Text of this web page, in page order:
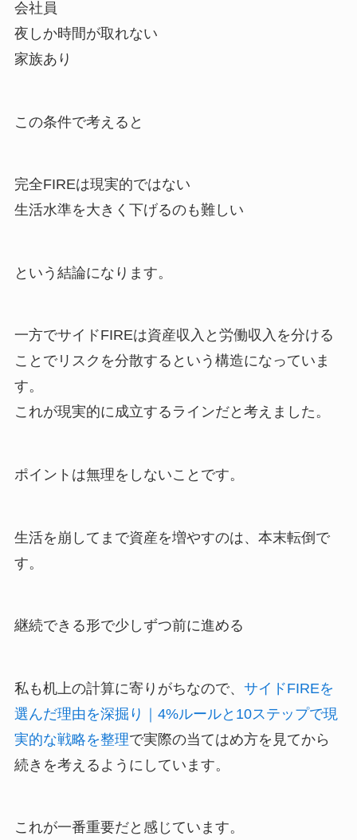
会社員
夜しか時間が取れない
家族あり
この条件で考えると
完全FIREは現実的ではない
生活水準を大きく下げるのも難しい
という結論になります。
一方でサイドFIREは資産収入と労働収入を分ける
ことでリスクを分散するという構造になっていま
す。
これが現実的に成立するラインだと考えました。
ポイントは無理をしないことです。
生活を崩してまで資産を増やすのは、本末転倒で
す。
継続できる形で少しずつ前に進める
私も机上の計算に寄りがちなので、 サイドFIREを
選んだ理由を深掘り｜4%ルールと10ステップで現
実的な戦略を整理で実際の当てはめ方を見てから
続きを考えるようにしています。
これが一番重要だと感じています。